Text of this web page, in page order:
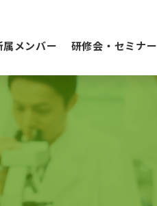
属メンバー 研修会・セミナー